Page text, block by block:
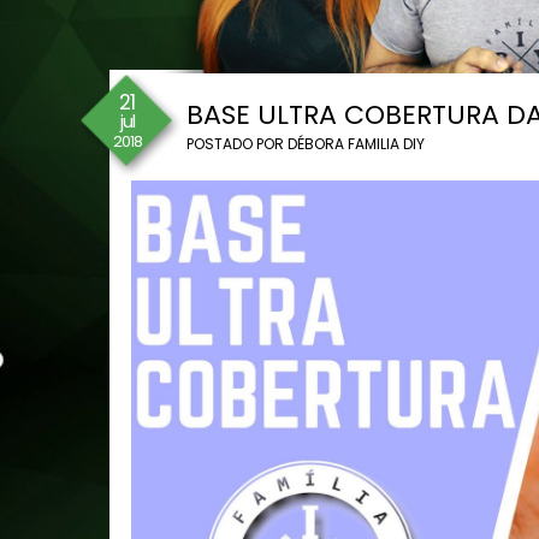
21
jul
2018
BASE ULTRA COBERTURA
POSTADO PORDÉBORA FAMILIA DIY